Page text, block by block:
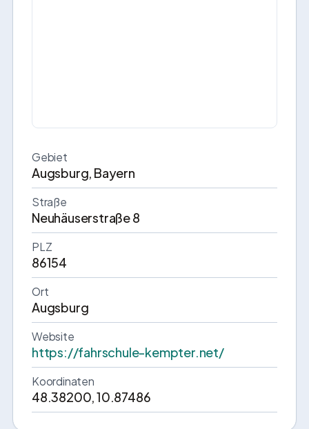
Gebiet
Augsburg, Bayern
Straße
Neuhäuserstraße 8
PLZ
86154
Ort
Augsburg
Website
https://fahrschule-kempter.net/
Koordinaten
48.38200, 10.87486